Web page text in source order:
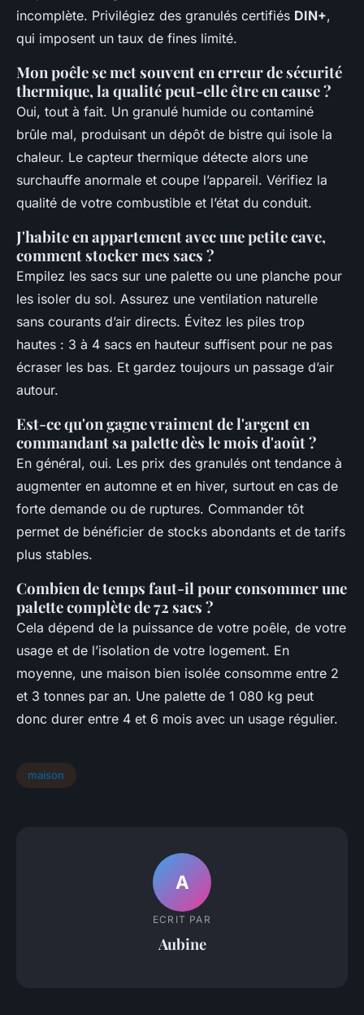
incomplète. Privilégiez des granulés certifiés DIN+,
qui imposent un taux de fines limité.
Mon poêle se met souvent en erreur de sécurité
thermique, la qualité peut-elle être en cause ?
Oui, tout à fait. Un granulé humide ou contaminé
brûle mal, produisant un dépôt de bistre qui isole la
chaleur. Le capteur thermique détecte alors une
surchauffe anormale et coupe l’appareil. Vérifiez la
qualité de votre combustible et l’état du conduit.
J'habite en appartement avec une petite cave,
comment stocker mes sacs ?
Empilez les sacs sur une palette ou une planche pour
les isoler du sol. Assurez une ventilation naturelle
sans courants d’air directs. Évitez les piles trop
hautes : 3 à 4 sacs en hauteur suffisent pour ne pas
écraser les bas. Et gardez toujours un passage d’air
autour.
Est-ce qu'on gagne vraiment de l'argent en
commandant sa palette dès le mois d'août ?
En général, oui. Les prix des granulés ont tendance à
augmenter en automne et en hiver, surtout en cas de
forte demande ou de ruptures. Commander tôt
permet de bénéficier de stocks abondants et de tarifs
plus stables.
Combien de temps faut-il pour consommer une
palette complète de 72 sacs ?
Cela dépend de la puissance de votre poêle, de votre
usage et de l’isolation de votre logement. En
moyenne, une maison bien isolée consomme entre 2
et 3 tonnes par an. Une palette de 1 080 kg peut
donc durer entre 4 et 6 mois avec un usage régulier.
maison
A
ECRIT PAR
Aubine